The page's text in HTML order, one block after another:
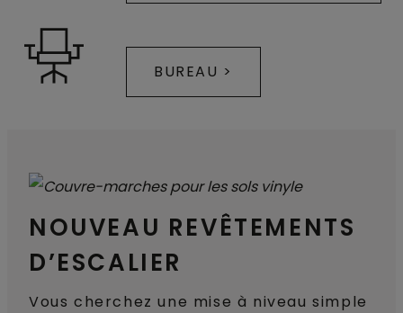
BUREAU >
NOUVEAU REVÊTEMENTS
D’ESCALIER
Vous cherchez une mise à niveau simple